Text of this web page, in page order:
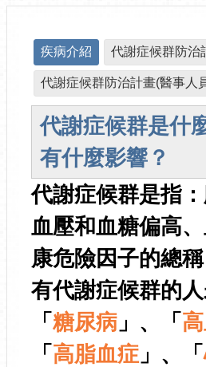
疾病介紹 代謝症候群防治
代謝症候群防治計畫(醫事人
代謝症候群是什
有什麼影響？
代謝症候群是指：
血壓和血糖偏高
康危險因子的總稱
有代謝症候群的
「 糖尿病 」、「
「 高脂血症 」、「